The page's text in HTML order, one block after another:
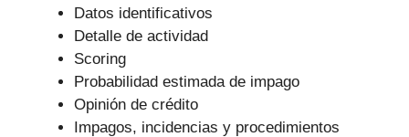
Datos identificativos
Detalle de actividad
Scoring
Probabilidad estimada de impago
Opinión de crédito
Impagos, incidencias y procedimientos